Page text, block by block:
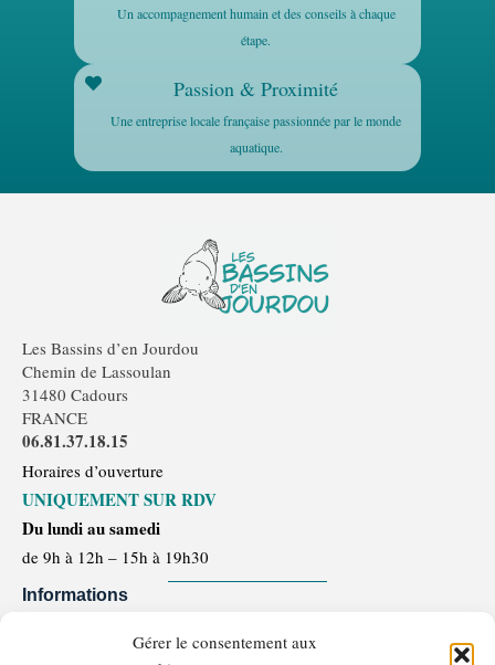
Gérer le consentement aux
Un accompagnement humain et des conseils à chaque
étape.
Passion & Proximité
Une entreprise locale française passionnée par le monde
aquatique.
Les Bassins d’en Jourdou
Chemin de Lassoulan
31480 Cadours
FRANCE
06.81.37.18.15
Horaires d’ouverture
UNIQUEMENT SUR RDV
Du lundi au samedi
de 9h à 12h – 15h à 19h30
Informations
Politique de confidentialité